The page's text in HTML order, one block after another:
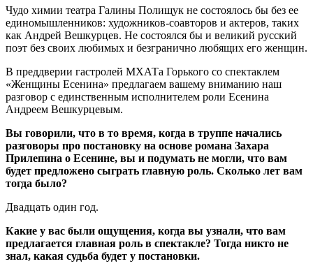
Чудо химии театра Галины Полищук не состоялось бы без ее
единомышленников: художников-соавторов и актеров, таких
как Андрей Вешкурцев. Не состоялся бы и великий русский
поэт без своих любимых и безгранично любящих его женщин.
В преддверии гастролей МХАТа Горького со спектаклем
«Женщины Есенина» предлагаем вашему вниманию наш
разговор с единственным исполнителем роли Есенина
Андреем Вешкурцевым.
Вы говорили, что в то время, когда в труппе начались
разговоры про постановку на основе романа Захара
Прилепина о Есенине, вы и подумать не могли, что вам
будет предложено сыграть главную роль. Сколько лет вам
тогда было?
Двадцать один год.
Какие у вас были ощущения, когда вы узнали, что вам
предлагается главная роль в спектакле? Тогда никто не
знал, какая судьба будет у постановки.